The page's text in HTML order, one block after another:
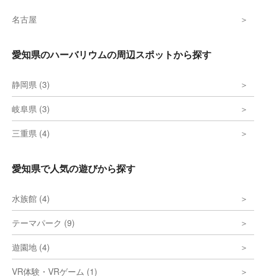
名古屋
愛知県のハーバリウムの周辺スポットから探す
静岡県 (3)
岐阜県 (3)
三重県 (4)
愛知県で人気の遊びから探す
水族館 (4)
テーマパーク (9)
遊園地 (4)
VR体験・VRゲーム (1)